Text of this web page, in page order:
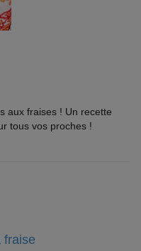
aux fraises ! Un recette
tous vos proches !
fraise